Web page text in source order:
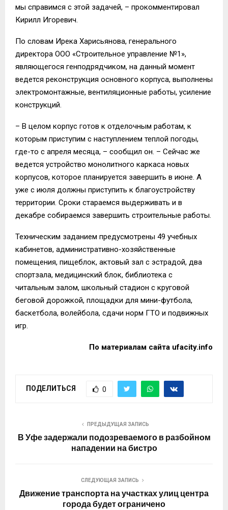
мы справимся с этой задачей, – прокомментировал
Кирилл Игоревич.
По словам Ирека Харисьянова, генерального
директора ООО «Строительное управление №1»,
являющегося генподрядчиком, на данный момент
ведется реконструкция основного корпуса, выполнены
электромонтажные, вентиляционные работы, усиление
конструкций.
– В целом корпус готов к отделочным работам, к
которым приступим с наступлением теплой погоды,
где-то с апреля месяца, – сообщил он. – Сейчас же
ведется устройство монолитного каркаса новых
корпусов, которое планируется завершить в июне. А
уже с июля должны приступить к благоустройству
территории. Сроки стараемся выдерживать и в
декабре собираемся завершить строительные работы.
Техническим заданием предусмотрены 49 учебных
кабинетов, административно-хозяйственные
помещения, пищеблок, актовый зал с эстрадой, два
спортзала, медицинский блок, библиотека с
читальным залом, школьный стадион с круговой
беговой дорожкой, площадки для мини-футбола,
баскетбола, волейбола, сдачи норм ГТО и подвижных
игр.
По материалам сайта ufacity.info
ПОДЕЛИТЬСЯ 0
ПРЕДЫДУЩАЯ ЗАПИСЬ
В Уфе задержали подозреваемого в разбойном
нападении на бистро
СЛЕДУЮЩАЯ ЗАПИСЬ
Движение транспорта на участках улиц центра
города будет ограничено